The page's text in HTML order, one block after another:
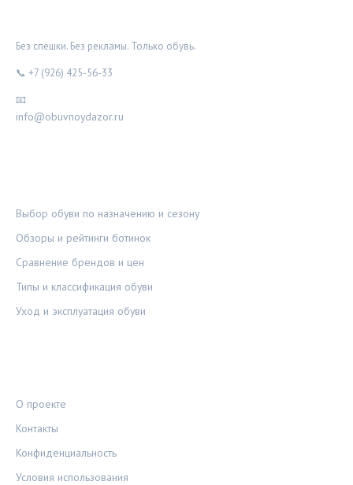
Без спешки. Без рекламы. Только обувь.
📞 +7 (926) 425-56-33
📧
info@obuvnoydazor.ru
Выбор обуви по назначению и сезону
Обзоры и рейтинги ботинок
Сравнение брендов и цен
Типы и классификация обуви
Уход и эксплуатация обуви
О проекте
Контакты
Конфиденциальность
Условия использования